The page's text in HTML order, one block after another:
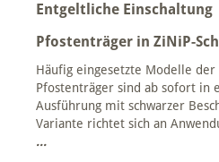
Entgeltliche Einschaltung
Pfostenträger in ZiNiP-
Häufig eingesetzte Modelle
Pfostenträger sind ab sofort in
Ausführung mit schwarzer
Variante richtet sich an
...